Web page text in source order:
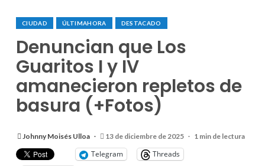
CIUDAD ÚLTIMAHORA DESTACADO
Denuncian que Los
Guaritos I y IV
amanecieron repletos de
basura (+Fotos)
Johnny Moisés Ulloa 13 de diciembre de 2025 1 min de lectura
Telegram
Threads